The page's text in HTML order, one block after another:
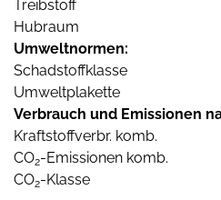
Treibstoff
Hubraum
Umweltnormen:
Schadstoffklasse
Umweltplakette
Verbrauch und Emissionen
Kraftstoffverbr. komb.
CO2-Emissionen komb.
CO2-Klasse